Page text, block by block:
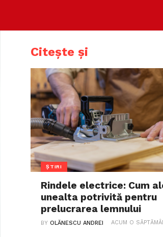
Citește și
ȘTIRI
Rindele electrice: Cum
unealta potrivită pentru
prelucrarea lemnului
BYOLĂNESCU ANDREI ACUM O